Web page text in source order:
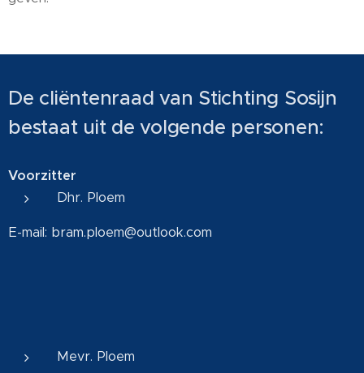
De cliëntenraad van Stichting Sosijn
bestaat uit de volgende personen:
Voorzitter
Dhr. Ploem
E-mail: bram.ploem@outlook.com
Mevr. Ploem